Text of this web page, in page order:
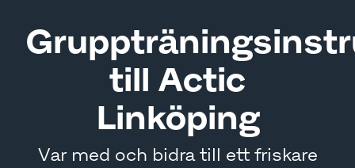
till Actic
Linköping
Var med och bidra till ett friskare